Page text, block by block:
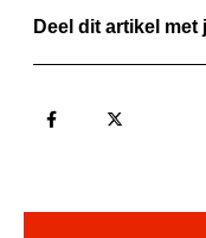
Deel dit artikel met